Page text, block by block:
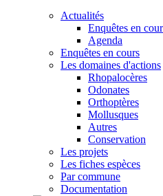
Actualités
Enquêtes en
Agenda
Enquêtes en cours
Les domaines d'actions
Rhopalocères
Odonates
Orthoptères
Mollusques
Autres
Conservation
Les projets
Les fiches espèces
Par commune
Documentation